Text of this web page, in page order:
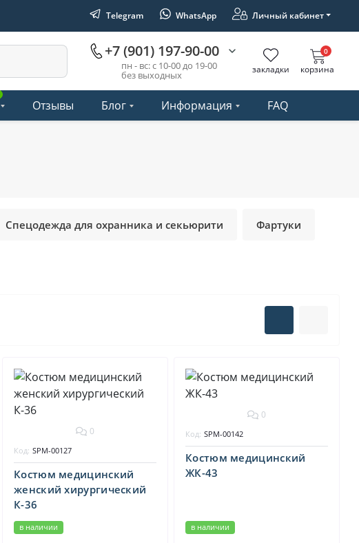
Telegram WhatsApp Личный кабинет
+7 (901) 197-90-00
пн - вс: с 10-00 до 19-00
без выходных закладки корзина
0
Отзывы Блог Информация FAQ
Спецодежда для охранника и секьюрити Фартуки
0
Костюм медицинский
женский хирургический
К-36
в наличии
Код: SPM-00127
0
Костюм медицинский
ЖК-43
в наличии
Код: SPM-00142